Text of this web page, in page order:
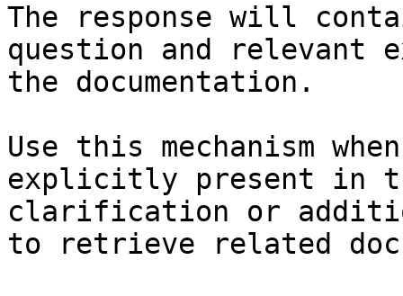
The response will
question and relevant
the documentation.
Use this mechanism
explicitly present in
clarification or